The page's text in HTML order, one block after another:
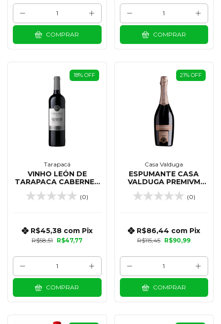
COMPRAR COMPRAR
18% OFF
Tarapacá
VINHO LEÓN DE
TARAPACA CABERNET
SAUVIGNON 750ML
(0)
R$58,51 R$47,77
R$45,38 com Pix
COMPRAR
21% OFF
Casa Valduga
ESPUMANTE CASA
VALDUGA PREMIVM
BRUT 750 ML
(0)
R$115,45 R$90,99
R$86,44 com Pix
COMPRAR